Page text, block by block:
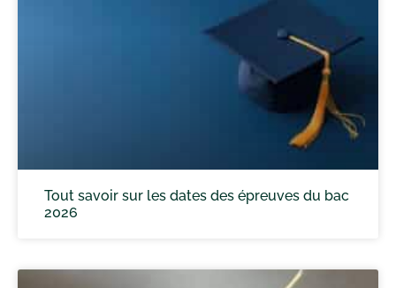
Tout savoir sur les dates des épreuves du bac
2026